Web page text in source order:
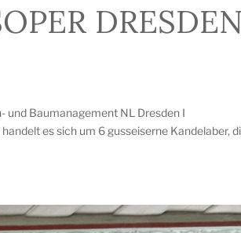
und Baumanagement NL Dresden I
es sich um 6 gusseiserne Kandelaber,